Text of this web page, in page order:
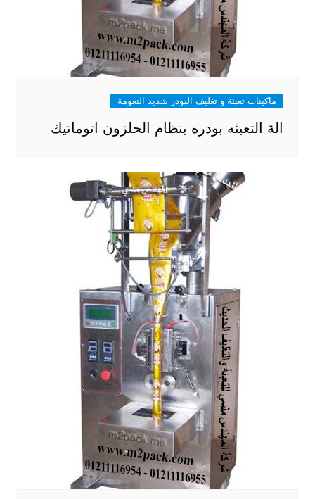
ماكينات تعبئة و تغليف البودر شديد النعومة
الة التعبئه بودره بنظام الحلزون اتوماتيك